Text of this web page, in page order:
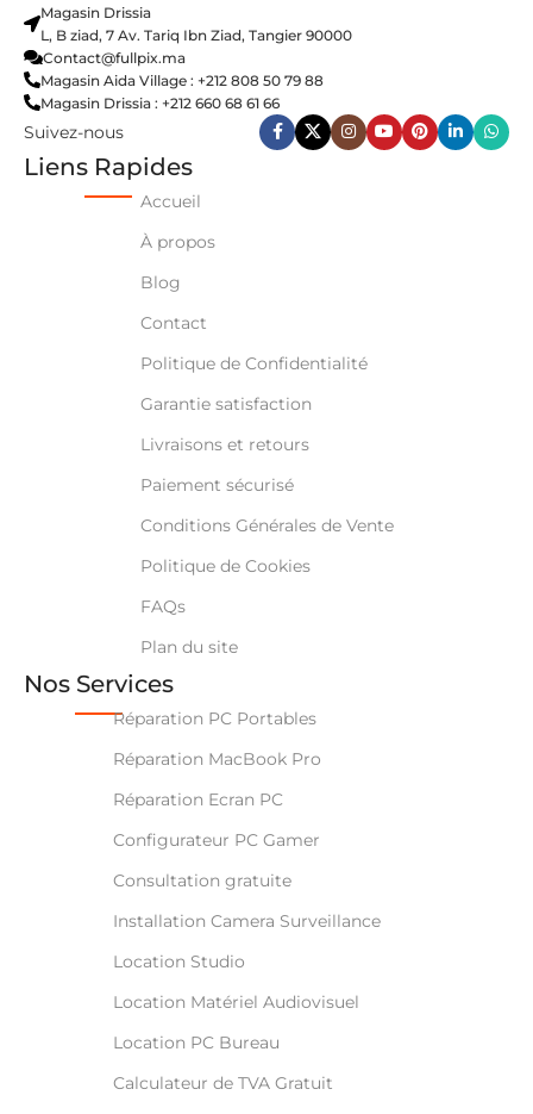
Magasin Drissia
L, B ziad, 7 Av. Tariq Ibn Ziad, Tangier 90000
Contact@fullpix.ma
Magasin Aida Village : +212 808 50 79 88
Magasin Drissia : +212 660 68 61 66
Suivez-nous
Liens Rapides
Accueil
À propos
Blog
Contact
Politique de Confidentialité
Garantie satisfaction
Livraisons et retours
Paiement sécurisé
Conditions Générales de Vente
Politique de Cookies
FAQs
Plan du site
Nos Services
Réparation PC Portables
Réparation MacBook Pro
Réparation Ecran PC
Configurateur PC Gamer
Consultation gratuite
Installation Camera Surveillance
Location Studio
Location Matériel Audiovisuel
Location PC Bureau
Calculateur de TVA Gratuit